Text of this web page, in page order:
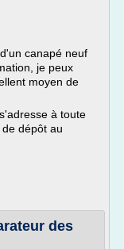
canapé neuf
je peux
moyen de
à toute
dépôt au
des